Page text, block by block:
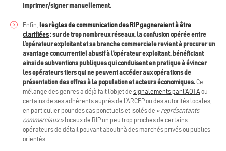
imprimer/signer manuellement.
Enfin,
les règles de communication des RIP gagneraient à être
clarifiées: sur de trop nombreux réseaux, la confusion opérée entre
l’opérateur exploitant et sa branche commerciale revient à procurer un
avantage concurrentiel abusif à l’opérateur exploitant, bénéficiant
ainsi de subventions publiques qui conduisent en pratique à évincer
les opérateurs tiers qui ne peuvent accéder aux opérations de
présentation des offres à la population et acteurs économiques. Ce
mélange des genres a déjà fait l’objet de signalements par l’AOTA ou
certains de ses adhérents auprès de l’ARCEP ou des autorités locales,
en particulier pour des cas ponctuels et isolés de « représentants
commerciaux » locaux de RIP un peu trop proches de certains
opérateurs de détail pouvant aboutir à des marchés privés ou publics
orientés.